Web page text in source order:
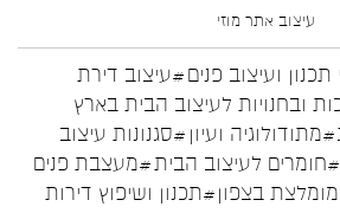
עיצוב אתר מוזי
ועיצוב פנים#עיצוב דירת
ובחנויות לעיצוב הבית בארץ
#מתודולוגיה ועיון #סגנונות עיצוב
#חומרים לעיצוב הבית#מעצבת פנים
בצפון#תכנון ושיפוץ דירות